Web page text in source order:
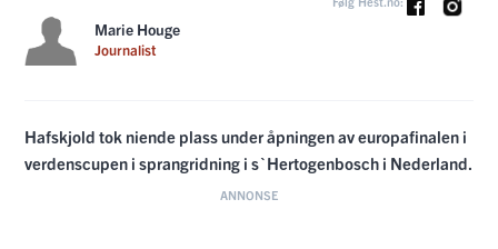
Marie Houge
Journalist
Hafskjold tok niende plass under åpningen av europafinalen i
verdenscupen i sprangridning i s`Hertogenbosch i Nederland.